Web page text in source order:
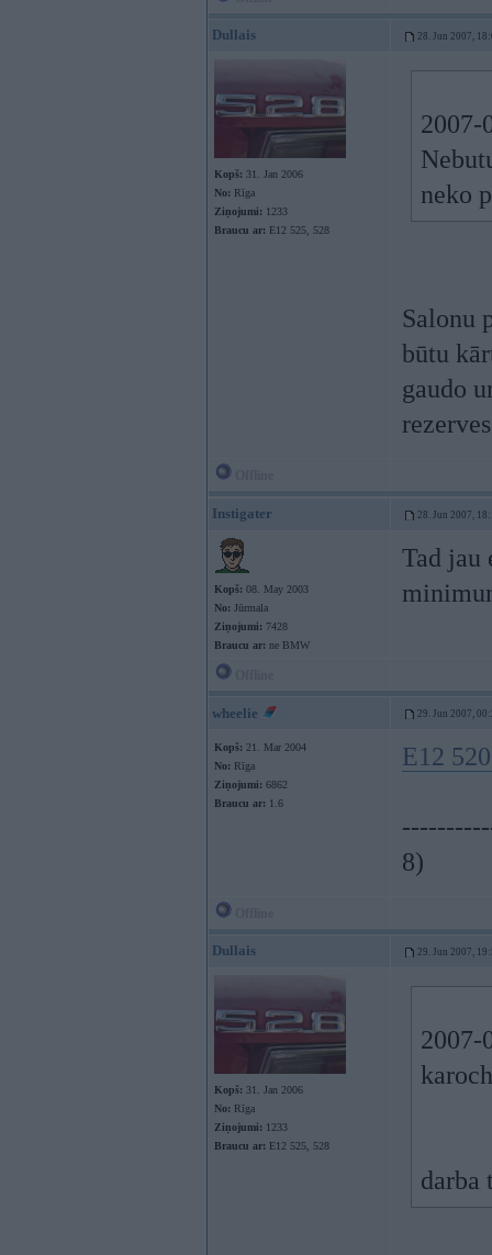
Dullais 28. Jun 2007,
Kopš: 31. Jan 2006
No: Rīga
Ziņojumi: 1233
Braucu ar: E12 525, 528
2007-
neko
Salonu
būtu
gaudo
Instigater 28. Jun 2007,
Kopš: 08. May 2003
No: Jūrmala
Ziņojumi: 7428
Braucu ar: ne BMW
Tad jau
wheelie 29. Jun 2007,
Kopš: 21. Mar 2004
No: Rīga
Ziņojumi: 6862
Braucu ar: 1.6
E12
8)
Dullais 29. Jun 2007,
Kopš: 31. Jan 2006
No: Rīga
Ziņojumi: 1233
Braucu ar: E12 525, 528
2007-
darba